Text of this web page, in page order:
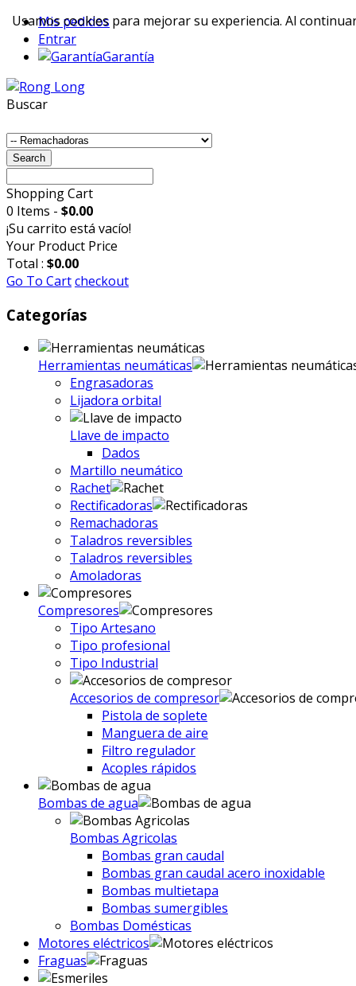
Mis pedidos
Entrar
Garantía
Buscar
Search
Shopping Cart
0 Items - $0.00
¡Su carrito está vacío!
Your Product Price
Total : $0.00
Go To Cartcheckout
Categorías
Herramientas neumáticas
Engrasadoras
Lijadora orbital
Llave de impacto
Dados
Martillo neumático
Rachet
Rectificadoras
Remachadoras
Taladros reversibles
Taladros reversibles
Amoladoras
Compresores
Tipo Artesano
Tipo profesional
Tipo Industrial
Accesorios de compresor
Pistola de soplete
Manguera de aire
Filtro regulador
Acoples rápidos
Bombas de agua
Bombas Agricolas
Bombas gran caudal
Bombas gran caudal acero inoxidable
Bombas multietapa
Bombas sumergibles
Bombas Domésticas
Motores eléctricos
Fraguas
Usamos cookies para mejorar su experiencia. Al